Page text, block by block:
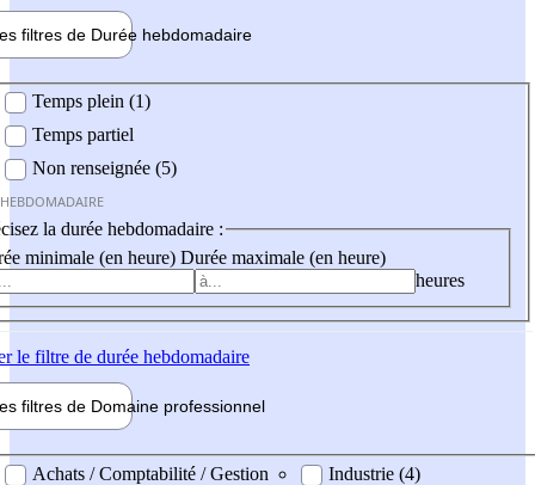
filtres de Durée hebdomadaire
Temps plein (1)
Temps partiel
Non renseignée (5)
la durée hebdomadaire :
minimale (en heure) Durée maximale (en heure)
heures
le filtre de durée hebdomadaire
filtres de Domaine professionnel
professionel
Achats / Comptabilité / Gestion
Industrie (4)